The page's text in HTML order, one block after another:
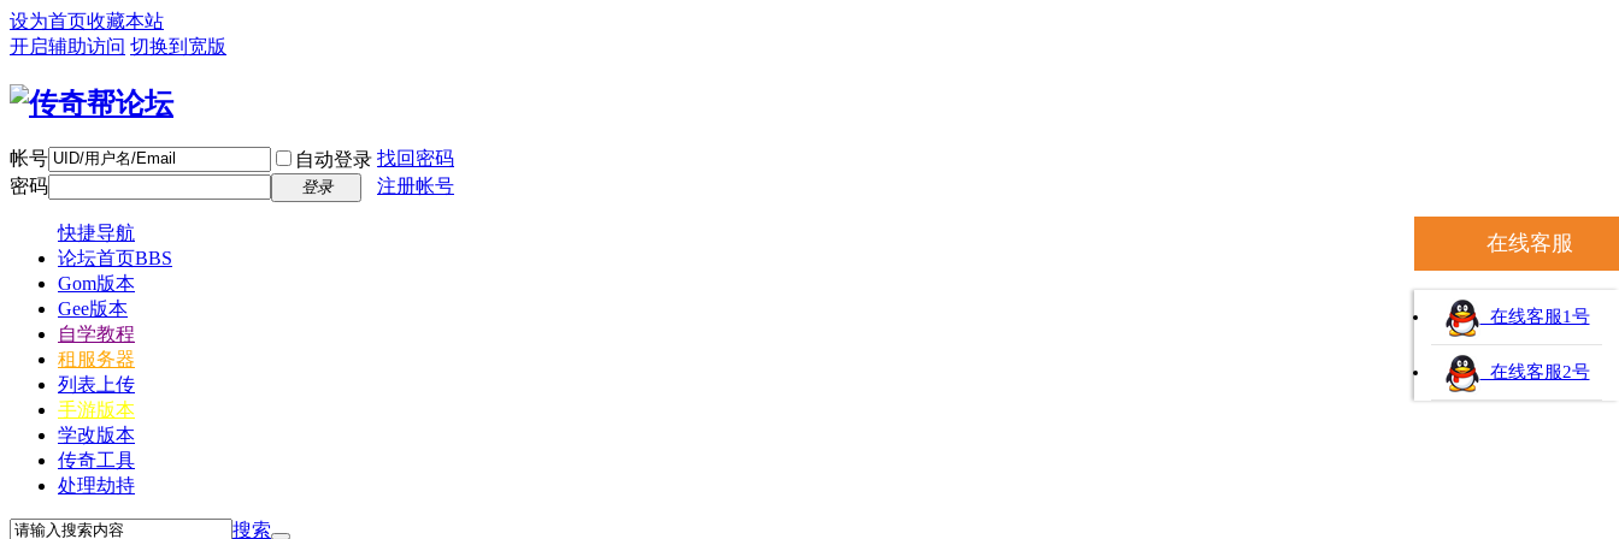
设为首页收藏本站
开启辅助访问 切换到宽版
帐号 自动登录 找回密码
密码
登录 注册帐号
快捷导航
论坛首页BBS
Gom版本
Gee版本
自学教程
租服务器
列表上传
手游版本
学改版本
传奇工具
处理劫持
搜索
在线客服
在线客服1号
在线客服2号